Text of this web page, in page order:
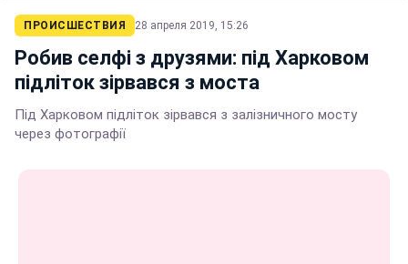
ПРОИСШЕСТВИЯ 28 апреля 2019, 15:26
Робив селфі з друзями: під Харковом
підліток зірвався з моста
Під Харковом підліток зірвався з залізничного мосту
через фотографії